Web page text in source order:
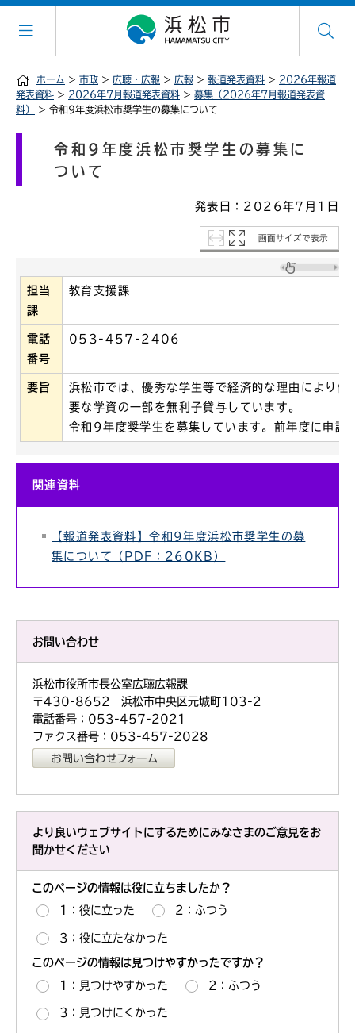
ホーム > 市政 > 広聴・広報 > 広報 > 報道発表資料 > 2026年報道
発表資料 > 2026年7月報道発表資料 > 募集（2026年7月報道発表資
料）
> 令和9年度浜松市奨学生の募集について
令和9年度浜松市奨学生の募集に
ついて
発表日：2026年7月1日
画面サイズで表示
担当
課
教育支援課
電話
番号
053-457-2406
要旨
浜松市では、優秀な学生等で経済的な理由により
要な学資の一部を無利子貸与しています。
令和9年度奨学生を募集しています。前年度に申請
関連資料
【報道発表資料】令和9年度浜松市奨学生の募
集について（PDF：260KB）
お問い合わせ
浜松市役所市長公室広聴広報課
〒430-8652 浜松市中央区元城町103-2
電話番号：053-457-2021
ファクス番号：053-457-2028
より良いウェブサイトにするためにみなさまのご意見をお
聞かせください
このページの情報は役に立ちましたか？
1：役に立った 2：ふつう
3：役に立たなかった
このページの情報は見つけやすかったですか？
1：見つけやすかった 2：ふつう
3：見つけにくかった